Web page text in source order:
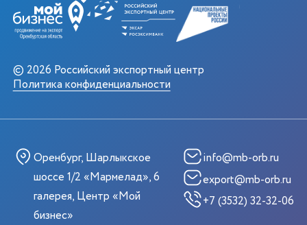
© 2026 Российский экспортный центр
Политика конфиденциальности
Оренбург, Шарлыкское
шоссе 1/2 «Мармелад», 6
галерея, Центр «Мой
бизнес»
info@mb-orb.ru
export@mb-orb.ru
+7 (3532) 32-32-06